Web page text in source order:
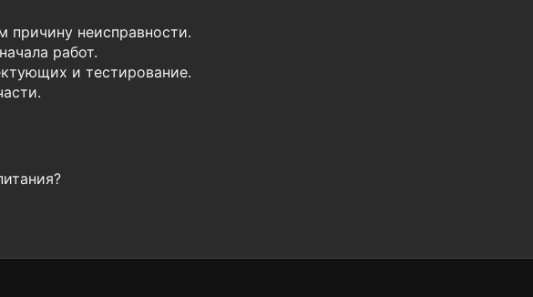
причину неисправности.
работ.
и тестирование.